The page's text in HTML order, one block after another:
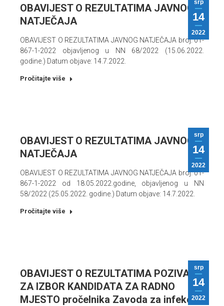
srp
14
2022
OBAVIJEST O REZULTATIMA JAVNOG
NATJEČAJA
OBAVIJEST O REZULTATIMA JAVNOG NATJEČAJA broj: 01-
867-1-2022 objavljenog u NN 68/2022 (15.06.2022.
godine.) Datum objave: 14.7.2022.
Pročitajte više
srp
14
2022
OBAVIJEST O REZULTATIMA JAVNOG
NATJEČAJA
OBAVIJEST O REZULTATIMA JAVNOG NATJEČAJA broj: 01-
867-1-2022 od 18.05.2022.godine, objavljenog u NN
58/2022 (25.05.2022. godine.) Datum objave: 14.7.2022.
Pročitajte više
srp
14
2022
OBAVIJEST O REZULTATIMA POZIVA
ZA IZBOR KANDIDATA ZA RADNO
MJESTO pročelnika Zavoda za infekcije